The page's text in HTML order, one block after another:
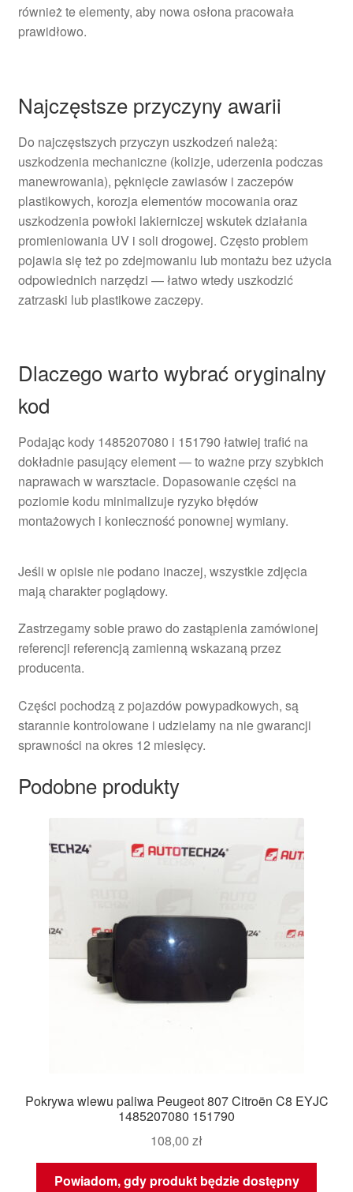
również te elementy, aby nowa osłona pracowała
prawidłowo.
Najczęstsze przyczyny awarii
Do najczęstszych przyczyn uszkodzeń należą:
uszkodzenia mechaniczne (kolizje, uderzenia podczas
manewrowania), pęknięcie zawiasów i zaczepów
plastikowych, korozja elementów mocowania oraz
uszkodzenia powłoki lakierniczej wskutek działania
promieniowania UV i soli drogowej. Często problem
pojawia się też po zdejmowaniu lub montażu bez użycia
odpowiednich narzędzi — łatwo wtedy uszkodzić
zatrzaski lub plastikowe zaczepy.
Dlaczego warto wybrać oryginalny
kod
Podając kody 1485207080 i 151790 łatwiej trafić na
dokładnie pasujący element — to ważne przy szybkich
naprawach w warsztacie. Dopasowanie części na
poziomie kodu minimalizuje ryzyko błędów
montażowych i konieczność ponownej wymiany.
Jeśli w opisie nie podano inaczej, wszystkie zdjęcia
mają charakter poglądowy.
Zastrzegamy sobie prawo do zastąpienia zamówionej
referencji referencją zamienną wskazaną przez
producenta.
Części pochodzą z pojazdów powypadkowych, są
starannie kontrolowane i udzielamy na nie gwarancji
sprawności na okres 12 miesięcy.
Podobne produkty
Pokrywa wlewu paliwa Peugeot 807 Citroën C8 EYJC
1485207080 151790
108,00 zł
Powiadom, gdy produkt będzie dostępny